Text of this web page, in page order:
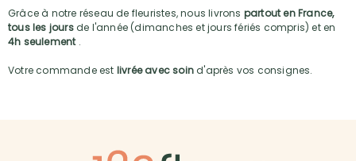
Grâce à notre réseau de fleuristes, nous livrons partout en France,
tous les joursde l'année (dimanches et jours fériés compris) et en
4h seulement .
Votre commande est livrée avec soind'après vos consignes.